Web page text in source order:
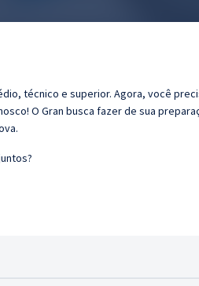
técnico e superior. Agora, você
O Gran busca fazer de sua